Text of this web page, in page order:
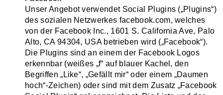
Unser Angebot verwendet Social Plugins („Plugins“)
des sozialen Netzwerkes facebook.com, welches
von der Facebook Inc., 1601 S. California Ave, Palo
Alto, CA 94304, USA betrieben wird („Facebook“).
Die Plugins sind an einem der Facebook Logos
erkennbar (weißes „f“ auf blauer Kachel, den
Begriffen „Like“, „Gefällt mir“ oder einem „Daumen
hoch“-Zeichen) oder sind mit dem Zusatz „Facebook